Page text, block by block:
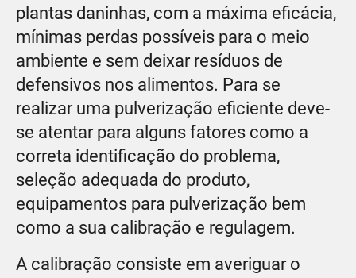
plantas daninhas, com a máxima eficácia,
mínimas perdas possíveis para o meio
ambiente e sem deixar resíduos de
defensivos nos alimentos. Para se
realizar uma pulverização eficiente deve-
se atentar para alguns fatores como a
correta identificação do problema,
seleção adequada do produto,
equipamentos para pulverização bem
como a sua calibração e regulagem.
A calibração consiste em averiguar o